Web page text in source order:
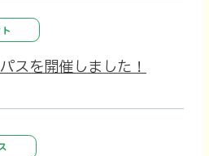
スを開催しました！